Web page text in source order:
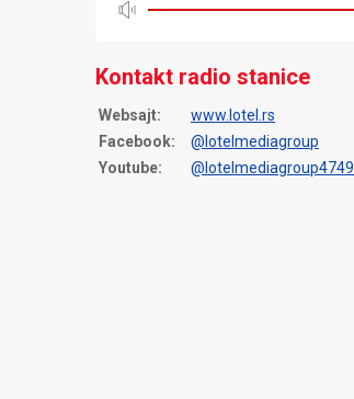
Kontakt radio stanice
Websajt:
www.lotel.rs
Facebook:
@lotelmediagroup
Youtube:
@lotelmediagroup4749